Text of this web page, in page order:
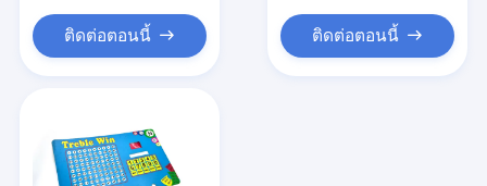
สวิตช์แผ่นผนังการพิมพ์ดิจิตอล
สวิตช์เมมเบรนทางการแพทย์
ติดต่อตอนนี้ ติดต่อตอนนี้